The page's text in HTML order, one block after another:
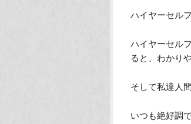
ハイヤーセル
ハイヤーセル
ると、わかり
そして私達人
いつも絶好調